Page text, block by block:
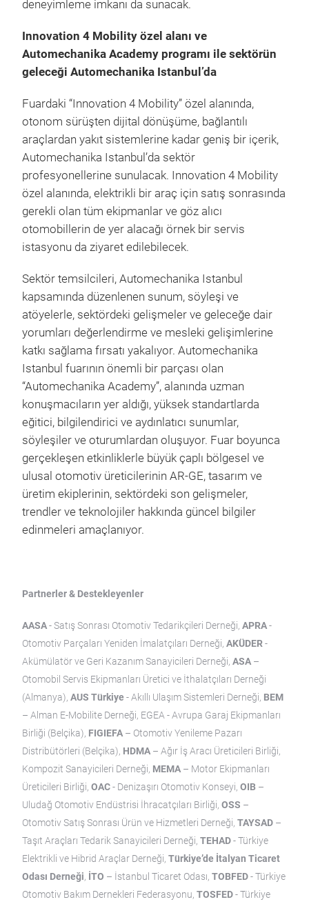
deneyimleme imkanı da sunacak.
Innovation 4 Mobility özel alanı ve
Automechanika Academy programı ile sektörün
geleceği Automechanika Istanbul’da
Fuardaki “Innovation 4 Mobility” özel alanında,
otonom sürüşten dijital dönüşüme, bağlantılı
araçlardan yakıt sistemlerine kadar geniş bir içerik,
Automechanika Istanbul’da sektör
profesyonellerine sunulacak. Innovation 4 Mobility
özel alanında, elektrikli bir araç için satış sonrasında
gerekli olan tüm ekipmanlar ve göz alıcı
otomobillerin de yer alacağı örnek bir servis
istasyonu da ziyaret edilebilecek.
Sektör temsilcileri, Automechanika Istanbul
kapsamında düzenlenen sunum, söyleşi ve
atöyelerle, sektördeki gelişmeler ve geleceğe dair
yorumları değerlendirme ve mesleki gelişimlerine
katkı sağlama fırsatı yakalıyor. Automechanika
Istanbul fuarının önemli bir parçası olan
“Automechanika Academy”, alanında uzman
konuşmacıların yer aldığı, yüksek standartlarda
eğitici, bilgilendirici ve aydınlatıcı sunumlar,
söyleşiler ve oturumlardan oluşuyor. Fuar boyunca
gerçekleşen etkinliklerle büyük çaplı bölgesel ve
ulusal otomotiv üreticilerinin AR-GE, tasarım ve
üretim ekiplerinin, sektördeki son gelişmeler,
trendler ve teknolojiler hakkında güncel bilgiler
edinmeleri amaçlanıyor.
Partnerler & Destekleyenler
AASA- Satış Sonrası Otomotiv Tedarikçileri Derneği, APRA-
Otomotiv Parçaları Yeniden İmalatçıları Derneği, AKÜDER-
Akümülatör ve Geri Kazanım Sanayicileri Derneği, ASA –
Otomobil Servis Ekipmanları Üretici ve İthalatçıları Derneği
(Almanya), AUS Türkiye - Akıllı Ulaşım Sistemleri Derneği, BEM
– Alman E-Mobilite Derneği, EGEA - Avrupa Garaj Ekipmanları
Birliği (Belçika), FIGIEFA – Otomotiv Yenileme Pazarı
Distribütörleri (Belçika), HDMA – Ağır İş Aracı Üreticileri Birliği,
Kompozit Sanayicileri Derneği, MEMA – Motor Ekipmanları
Üreticileri Birliği, OAC- Denizaşırı Otomotiv Konseyi, OIB –
Uludağ Otomotiv Endüstrisi İhracatçıları Birliği, OSS –
Otomotiv Satış Sonrası Ürün ve Hizmetleri Derneği, TAYSAD –
Taşıt Araçları Tedarik Sanayicileri Derneği, TEHAD- Türkiye
Elektrikli ve Hibrid Araçlar Derneği, Türkiye’de İtalyan Ticaret
Odası Derneği, İTO – İstanbul Ticaret Odası, TOBFED- Türkiye
Otomotiv Bakım Dernekleri Federasyonu, TOSFED- Türkiye